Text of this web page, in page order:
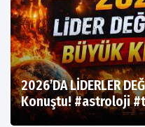
2026’DA LİDERLER
Konuştu! #astroloji